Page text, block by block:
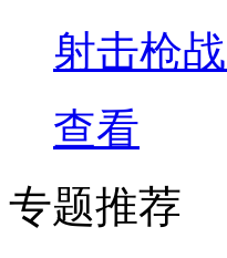
射击枪战
查看
专题推荐